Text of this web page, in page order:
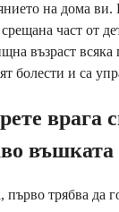
на дома ви.
част от
възраст всяка
болести и са
врага
въшката
първо трябва да